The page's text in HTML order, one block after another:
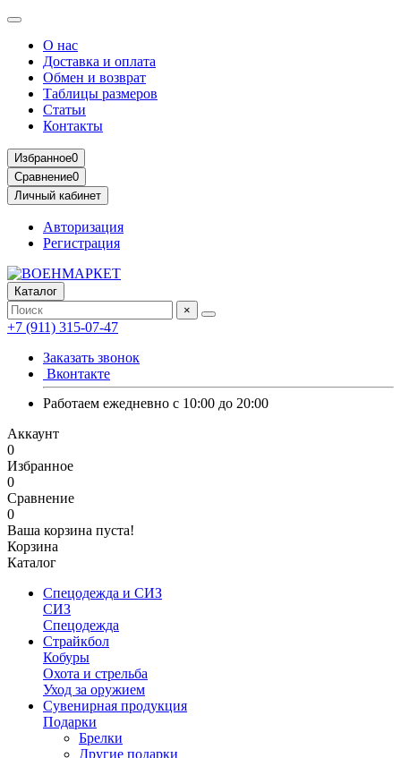
О нас
Доставка и оплата
Обмен и возврат
Таблицы размеров
Статьи
Контакты
Избранное0
Сравнение0
Личный кабинет
Авторизация
Регистрация
Каталог
×
+7 (911) 315-07-47
Заказать звонок
Вконтакте
Работаем ежедневно с 10:00 до 20:00
Аккаунт
0
Избранное
0
Сравнение
0
Ваша корзина пуста!
Корзина
Каталог
Спецодежда и СИЗ
СИЗ
Спецодежда
Страйкбол
Кобуры
Охота и стрельба
Уход за оружием
Сувенирная продукция
Подарки
Брелки
Другие подарки